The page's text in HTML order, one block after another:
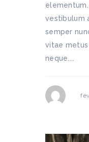
elementum.
vestibulum
semper
vitae metus
neque....